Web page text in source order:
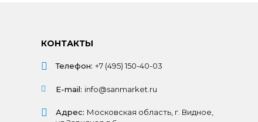
КОНТАКТЫ
Телефон: +7 (495) 150-40-03
E-mail: info@sanmarket.ru
Адрес: Московская область, г. Видное,